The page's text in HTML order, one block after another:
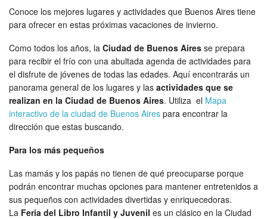
Conoce los mejores lugares y actividades que Buenos Aires tiene
para ofrecer en estas próximas vacaciones de invierno.
Como todos los años, la Ciudad de Buenos Aires se prepara
para recibir el frío con una abultada agenda de actividades para
el disfrute de jóvenes de todas las edades. Aquí encontrarás un
panorama general de los lugares y las actividades que se
realizan en la Ciudad de Buenos Aires. Utiliza el Mapa
interactivo de la ciudad de Buenos Aires para encontrar la
dirección que estas buscando.
Para los más pequeños
Las mamás y los papás no tienen de qué preocuparse porque
podrán encontrar muchas opciones para mantener entretenidos a
sus pequeños con actividades divertidas y enriquecedoras.
La Feria del Libro Infantil y Juvenil es un clásico en la Ciudad